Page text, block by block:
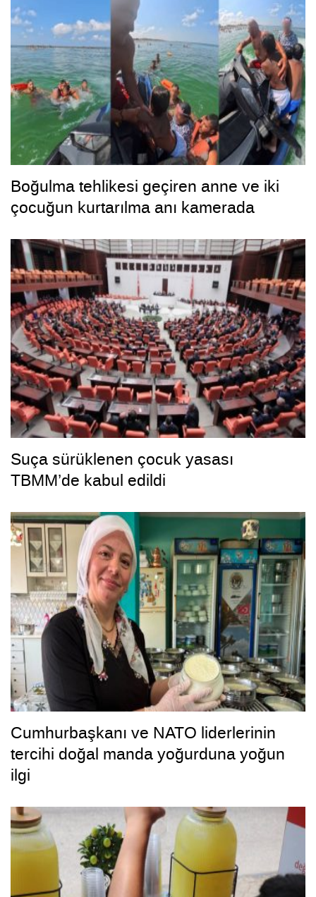
Boğulma tehlikesi geçiren anne ve iki
çocuğun kurtarılma anı kamerada
Suça sürüklenen çocuk yasası
TBMM’de kabul edildi
Cumhurbaşkanı ve NATO liderlerinin
tercihi doğal manda yoğurduna yoğun
ilgi